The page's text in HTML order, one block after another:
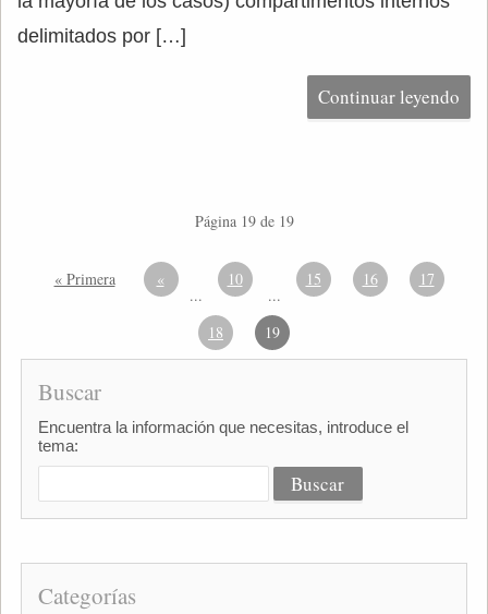
delimitados por […]
Continuar leyendo
Página 19 de 19
« Primera «
...
10
...
15 16 17
18 19
Buscar
Encuentra la información que necesitas, introduce el
tema:
Categorías